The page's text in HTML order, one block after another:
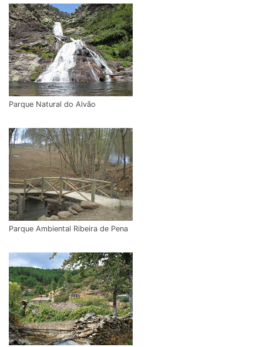
Parque Natural do Alvão
Parque Ambiental Ribeira de Pena